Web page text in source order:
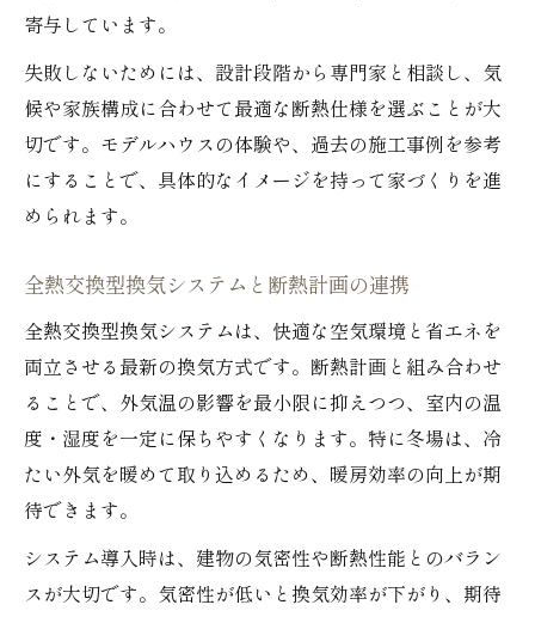
快適な空気環境を実現するための選択肢
全熱交換型換気がもたらす健康な空気環境
高断熱注文住宅で実感できる空気の質向上
快適な暮らしに役立つ換気の最新技術
注文住宅で空気環境を守るための基準
注文住宅で叶える全熱交換型換気のメリッ
ト
家族の健康を支える空気環境づくりの工夫
高断熱と全熱交換型換気の健康効果を解説
冬の乾燥や結露を防ぐ住まいの秘訣
寄与しています。
失敗しないためには、設計段階から専門家と相談し、気
候や家族構成に合わせて最適な断熱仕様を選ぶことが大
切です。モデルハウスの体験や、過去の施工事例を参考
にすることで、具体的なイメージを持って家づくりを進
められます。
全熱交換型換気システムと断熱計画の連携
全熱交換型換気システムは、快適な空気環境と省エネを
両立させる最新の換気方式です。断熱計画と組み合わせ
ることで、外気温の影響を最小限に抑えつつ、室内の温
度・湿度を一定に保ちやすくなります。特に冬場は、冷
たい外気を暖めて取り込めるため、暖房効率の向上が期
待できます。
システム導入時は、建物の気密性や断熱性能とのバラン
スが大切です。気密性が低いと換気効率が下がり、期待